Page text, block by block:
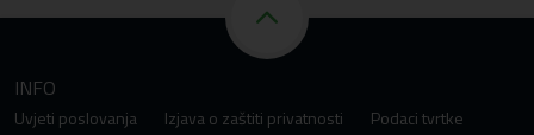
INFO
Uvjeti poslovanja Izjava o zaštiti privatnosti
Podaci tvrtke